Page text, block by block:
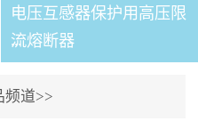
全范围高压限流熔断器(以
下简称熔断器)。本产品适
用于交流50～60Hz,额定电
压12kV的电力系统中，作
电压互感器保护用高压限
流熔断器
...
频道>>